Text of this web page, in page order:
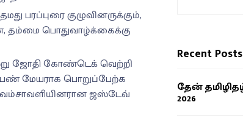
பரப்புரை குழுவினருக்கும்,
தம்மை பொதுவாழ்க்கைக்கு
ஜோதி கோண்டெக் வெற்றி
மேயராக பொறுப்பேற்க
ஜஸ்டேவ்
Recent Posts
தேன்
2026